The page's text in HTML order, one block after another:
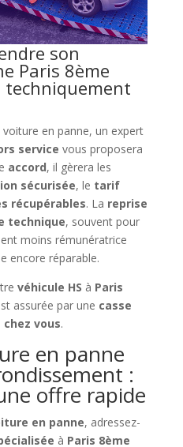
son
Paris 8ème
en panne, un expert
service vous proposera
accord, il gèrera les
sécurisée, le tarif
récupérables. La reprise
technique, souvent pour
moins rémunératrice
encore réparable.
véhicule HS à Paris
assurée par une casse
chez vous.
en panne
:
offre rapide
en panne, adressez-
à Paris 8ème